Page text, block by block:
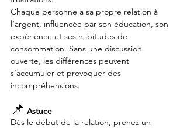
Chaque personne a sa propre relation à
l’argent, influencée par son éducation, son
expérience et ses habitudes de
consommation. Sans une discussion
ouverte, les différences peuvent
s’accumuler et provoquer des
incompréhensions.
📌 Astuce
Dès le début de la relation, prenez un